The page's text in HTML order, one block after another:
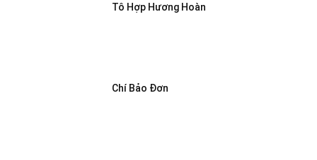
Tô Hợp Hương Hoàn
Chí Bảo Đơn